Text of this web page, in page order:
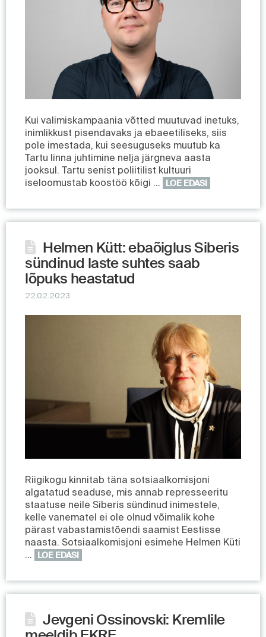
Kui valimiskampaania võtted muutuvad inetuks,
inimlikkust pisendavaks ja ebaeetiliseks, siis
pole imestada, kui seesuguseks muutub ka
Tartu linna juhtimine nelja järgneva aasta
jooksul. Tartu senist poliitilist kultuuri
iseloomustab koostöö kõigi …
LOE EDASI
Helmen Kütt: ebaõiglus Siberis
sündinud laste suhtes saab
lõpuks heastatud
22.02.2023
Riigikogu kinnitab täna sotsiaalkomisjoni
algatatud seaduse, mis annab represseeritu
staatuse neile Siberis sündinud inimestele,
kelle vanematel ei ole olnud võimalik kohe
pärast vabastamistõendi saamist Eestisse
naasta. Sotsiaalkomisjoni esimehe Helmen Küti
…
LOE EDASI
Jevgeni Ossinovski: Kremlile